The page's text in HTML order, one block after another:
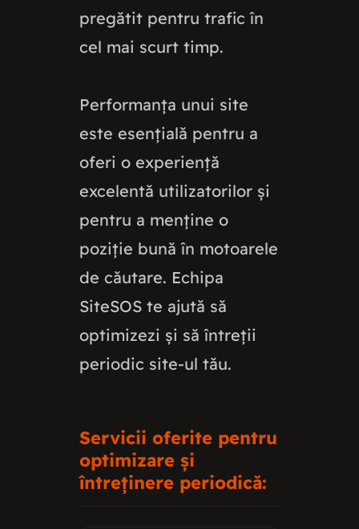
pregătit pentru trafic în
cel mai scurt timp.
Performanța unui site
este esențială pentru a
oferi o experiență
excelentă utilizatorilor și
pentru a menține o
poziție bună în motoarele
de căutare. Echipa
SiteSOS te ajută să
optimizezi și să întreții
periodic site-ul tău.
Servicii oferite pentru
optimizare și
întreținere periodică: